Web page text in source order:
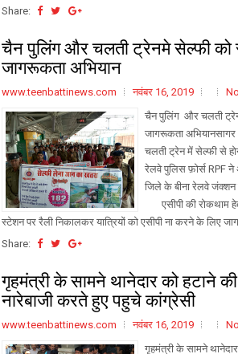
Share:
चैन पुलिंग और चलती ट्रेनमे सेल्फी को
जागरूकता अभियान
www.teenbattinews.com नवंबर 16, 2019
चैन पुलिंग और चलती
जागरूकता
चलती ट्रेन में सेल्फी से
रेलवे पुलिस फ़ोर्स RPF
जिले के बीना रेलवे जंक्शन
एसीपी की रोकथाम
स्टेशन पर रैली निकालकर यात्रियों को एसीपी ना करने के लिए
Share:
गृहमंत्री के सामने थानेदार को हटाने
नारेबाजी करते हुए पहुचे कांग्रेसी
www.teenbattinews.com नवंबर 16, 2019
गृहमंत्री के सामने